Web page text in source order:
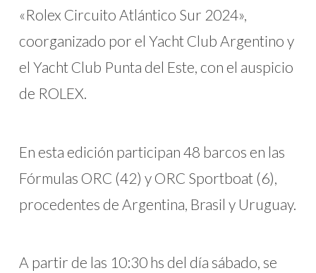
«Rolex Circuito Atlántico Sur 2024»,
coorganizado por el Yacht Club Argentino y
el Yacht Club Punta del Este, con el auspicio
de ROLEX.
En esta edición participan 48 barcos en las
Fórmulas ORC (42) y ORC Sportboat (6),
procedentes de Argentina, Brasil y Uruguay.
A partir de las 10:30 hs del día sábado, se